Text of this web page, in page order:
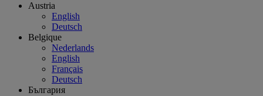
Austria
English
Deutsch
Belgique
Nederlands
English
Français
Deutsch
България